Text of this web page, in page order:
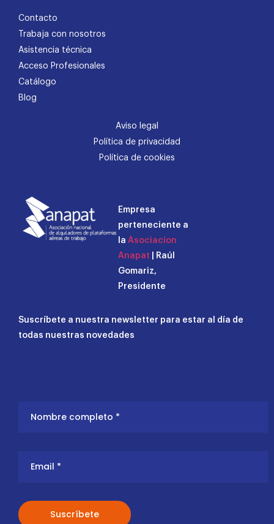
Contacto
Trabaja con nosotros
Asistencia técnica
Acceso Profesionales
Catálogo
Blog
Aviso legal
Política de privacidad
Política de cookies
Empresa
perteneciente a
la Asociacion
Anapat | Raúl
Gomariz,
Presidente
Suscríbete a nuestra newsletter para estar al día de
todas nuestras novedades